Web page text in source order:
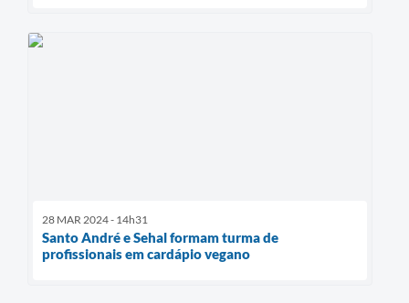
28 MAR 2024 - 14h31
Santo André e Sehal formam turma de
profissionais em cardápio vegano